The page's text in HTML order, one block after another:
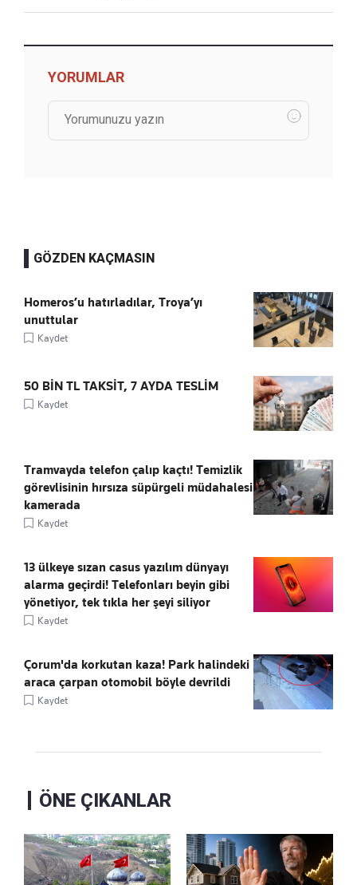
YORUMLAR
GÖZDEN KAÇMASIN
Homeros’u hatırladılar, Troya’yı
unuttular
Kaydet
50 BİN TL TAKSİT, 7 AYDA TESLİM
Kaydet
Tramvayda telefon çalıp kaçtı! Temizlik
görevlisinin hırsıza süpürgeli müdahalesi
kamerada
Kaydet
13 ülkeye sızan casus yazılım dünyayı
alarma geçirdi! Telefonları beyin gibi
yönetiyor, tek tıkla her şeyi siliyor
Kaydet
Çorum'da korkutan kaza! Park halindeki
araca çarpan otomobil böyle devrildi
Kaydet
ÖNE ÇIKANLAR